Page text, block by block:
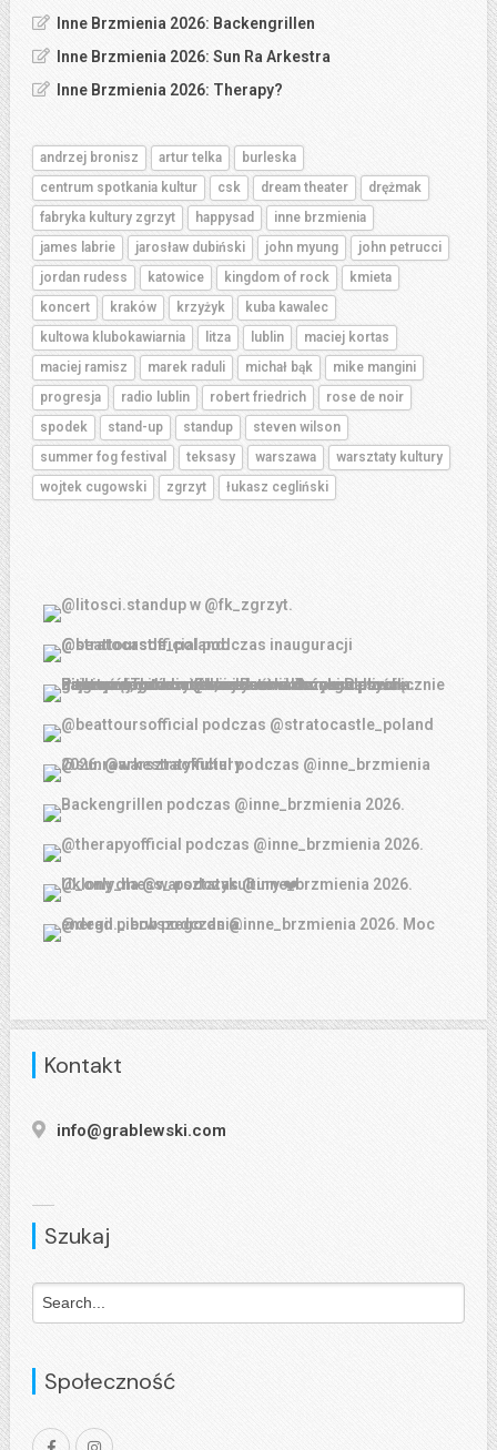
Inne Brzmienia 2026: Backengrillen
Inne Brzmienia 2026: Sun Ra Arkestra
Inne Brzmienia 2026: Therapy?
andrzej bronisz artur telka
burleska
centrum spotkania kultur
csk dream theater
drężmak
fabryka kultury zgrzyt
happysad
inne brzmienia
james labrie
jarosław dubiński john myung
john petrucci
jordan rudess
katowice kingdom of rock
kmieta
koncert
kraków krzyżyk
kuba kawalec
kultowa klubokawiarnia
litza lublin
maciej kortas
maciej ramisz
marek raduli michał bąk
mike mangini
progresja
radio lublin robert friedrich
rose de noir
spodek
stand-up standup
steven wilson
summer fog festival
teksasy warszawa
warsztaty kultury
wojtek cugowski
zgrzyt łukasz cegliński
Kontakt
info@grablewski.com
Szukaj
Społeczność